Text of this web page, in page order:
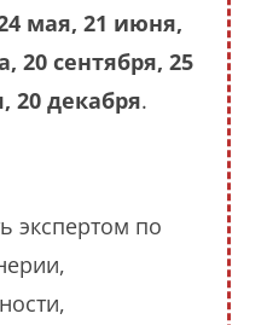
мая, 21 июня,
20 сентября, 25
20 декабря.
экспертом по